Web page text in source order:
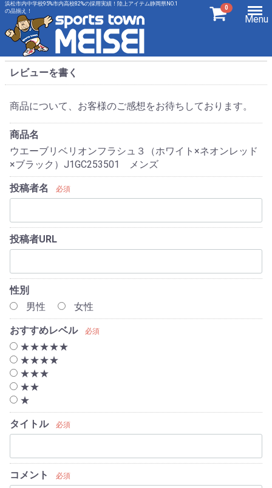
浜松市内中学校95%市内高校82%の採用実績！陸上アイテム静岡県NO.1
の品揃え！
0
Menu
レビューを書く
商品について、お客様のご感想をお待ちしております。
商品名
ウエーブリベリオンフラシュ３（ホワイト×ネオンレッド
×ブラック）J1GC253501 メンズ
投稿者名 必須
投稿者URL
性別
男性
女性
おすすめレベル 必須
★★★★★
★★★★
★★★
★★
★
タイトル 必須
コメント 必須